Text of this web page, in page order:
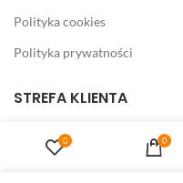
Polityka cookies
Polityka prywatności
STREFA KLIENTA
0 0